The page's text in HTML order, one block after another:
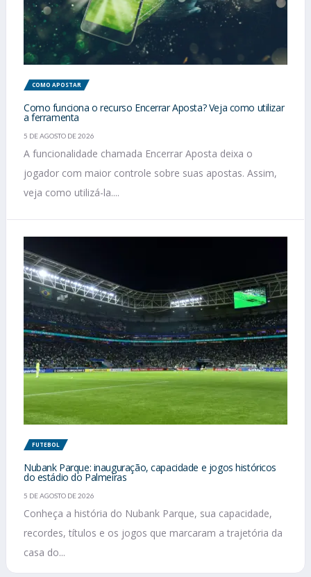
COMO APOSTAR
Como funciona o recurso Encerrar Aposta? Veja como utilizar
a ferramenta
5 DE AGOSTO DE 2026
A funcionalidade chamada Encerrar Aposta deixa o
jogador com maior controle sobre suas apostas. Assim,
veja como utilizá-la....
FUTEBOL
Nubank Parque: inauguração, capacidade e jogos históricos
do estádio do Palmeiras
5 DE AGOSTO DE 2026
Conheça a história do Nubank Parque, sua capacidade,
recordes, títulos e os jogos que marcaram a trajetória da
casa do...